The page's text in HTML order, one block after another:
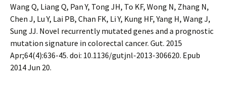
Wang Q, Liang Q, Pan Y, Tong JH, To KF, Wong N, Zhang N,
Chen J, Lu Y, Lai PB, Chan FK, Li Y, Kung HF, Yang H, Wang J,
Sung JJ. Novel recurrently mutated genes and a prognostic
mutation signature in colorectal cancer. Gut. 2015
Apr;64(4):636-45. doi: 10.1136/gutjnl-2013-306620. Epub
2014 Jun 20.